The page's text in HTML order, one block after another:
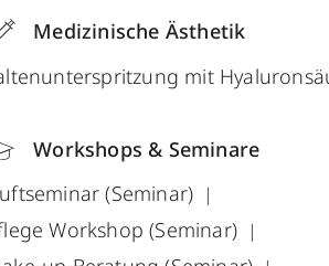
Medizinische Ästhetik
mit
Workshops & Seminare
(Seminar)
Workshop (Seminar)